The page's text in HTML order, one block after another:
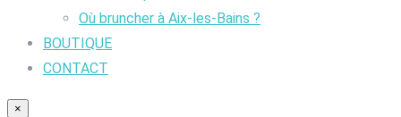
Où bruncher à Aix-les-Bains ?
BOUTIQUE
CONTACT
×